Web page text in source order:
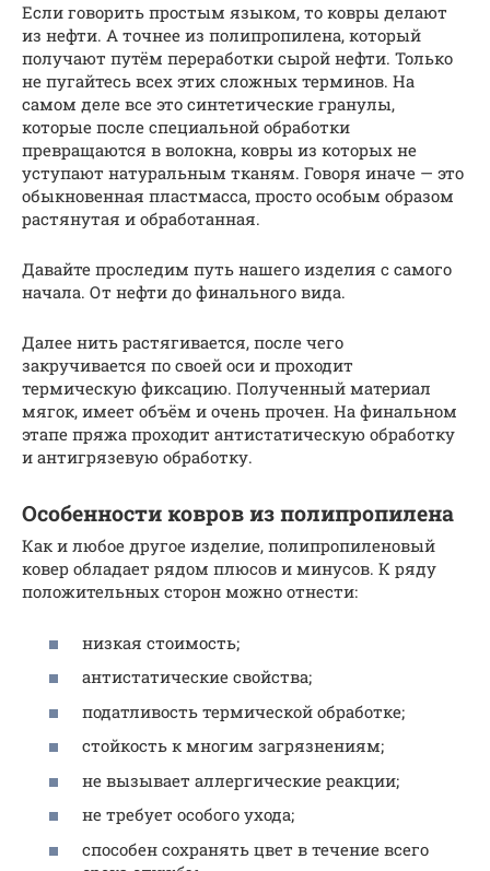
Если говорить простым языком, то ковры делают
из нефти. А точнее из полипропилена, который
получают путём переработки сырой нефти. Только
не пугайтесь всех этих сложных терминов. На
самом деле все это синтетические гранулы,
которые после специальной обработки
превращаются в волокна, ковры из которых не
уступают натуральным тканям. Говоря иначе — это
обыкновенная пластмасса, просто особым образом
растянутая и обработанная.
Давайте проследим путь нашего изделия с самого
начала. От нефти до финального вида.
Далее нить растягивается, после чего
закручивается по своей оси и проходит
термическую фиксацию. Полученный материал
мягок, имеет объём и очень прочен. На финальном
этапе пряжа проходит антистатическую обработку
и антигрязевую обработку.
Особенности ковров из полипропилена
Как и любое другое изделие, полипропиленовый
ковер обладает рядом плюсов и минусов. К ряду
положительных сторон можно отнести:
низкая стоимость;
антистатические свойства;
податливость термической обработке;
стойкость к многим загрязнениям;
не вызывает аллергические реакции;
не требует особого ухода;
способен сохранять цвет в течение всего